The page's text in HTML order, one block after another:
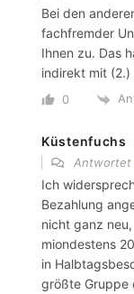
Bei den
fachfremder
Ihnen zu. Das
indirekt mit (2.)
0
Küstenfuchs
Antwortet
Ich
Bezahlung
nicht ganz
miondestens
in
größte Gruppe